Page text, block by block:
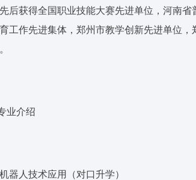
后获得全国职业技能大赛先进单位，河南
工作先进集体，郑州市教学创新先进单位
业介绍
器人技术应用（对口升学）